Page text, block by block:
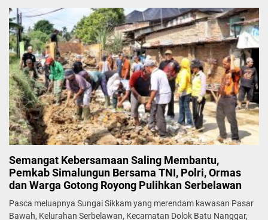
Semangat Kebersamaan Saling Membantu,
Pemkab Simalungun Bersama TNI, Polri, Ormas
dan Warga Gotong Royong Pulihkan Serbelawan
Pasca meluapnya Sungai Sikkam yang merendam kawasan Pasar
Bawah, Kelurahan Serbelawan, Kecamatan Dolok Batu Nanggar,